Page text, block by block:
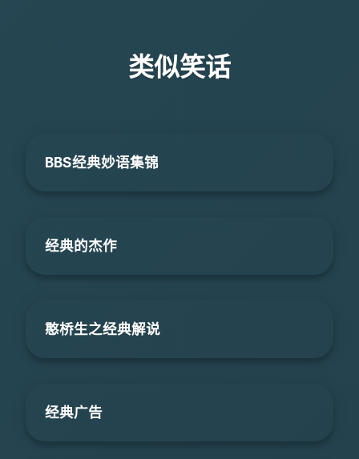
类似笑话
BBS经典妙语集锦
经典的杰作
憨桥生之经典解说
经典广告